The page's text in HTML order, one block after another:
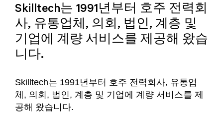
Skilltech는 1991년부터 호주 전력회
사, 유통업체, 의회, 법인, 계층 및
기업에 계량 서비스를 제공해 왔습
니다.
Skilltech는 1991년부터 호주 전력회사, 유통업
체, 의회, 법인, 계층 및 기업에 계량 서비스를 제
공해 왔습니다.